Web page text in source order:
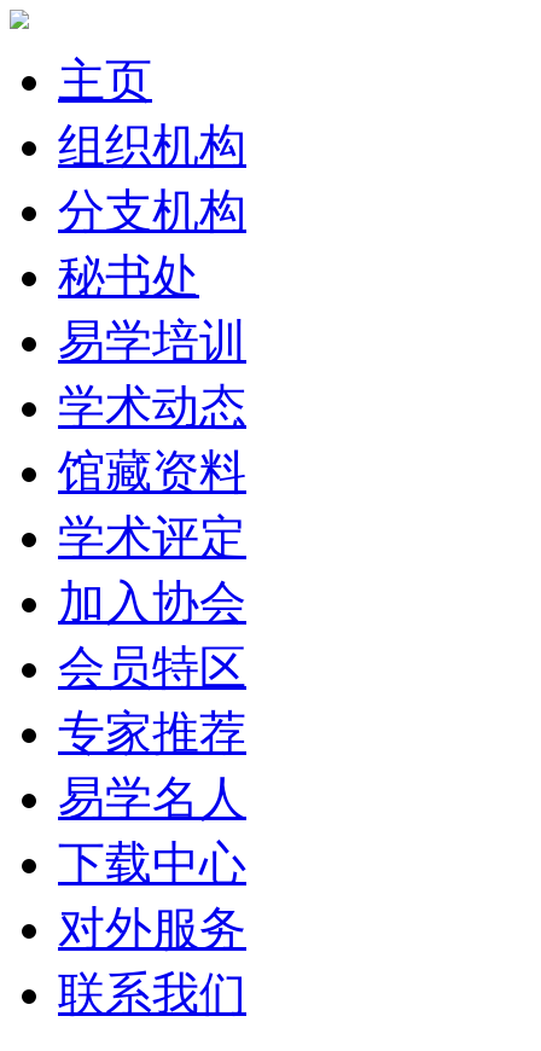
主页
组织机构
分支机构
秘书处
易学培训
学术动态
馆藏资料
学术评定
加入协会
会员特区
专家推荐
易学名人
下载中心
对外服务
联系我们